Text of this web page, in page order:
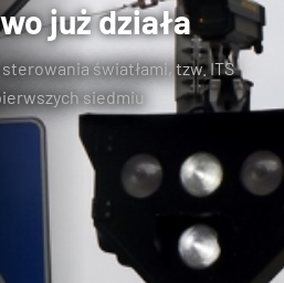
już działa
światłami, tzw. ITS
siedmiu